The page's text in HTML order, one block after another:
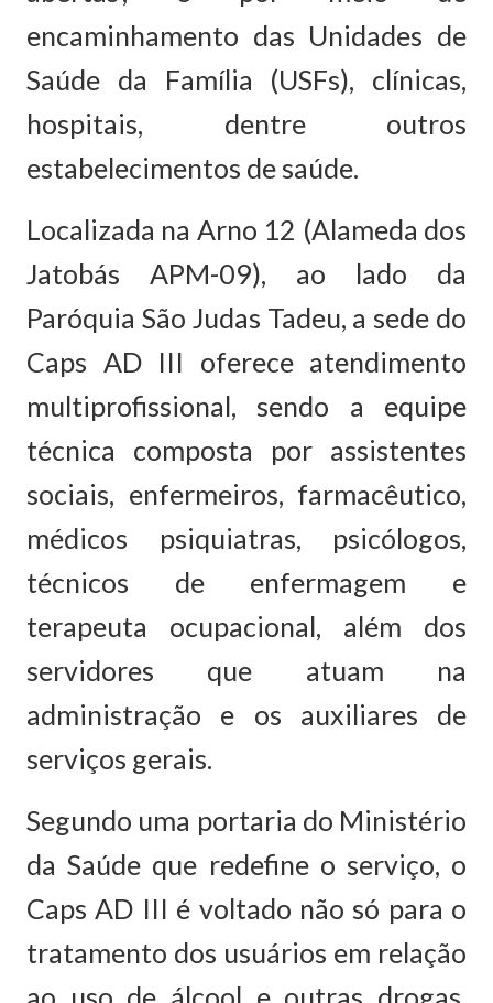
encaminhamento das Unidades de
Saúde da Família (USFs), clínicas,
hospitais, dentre outros
estabelecimentos de saúde.
Localizada na Arno 12 (Alameda dos
Jatobás APM-09), ao lado da
Paróquia São Judas Tadeu, a sede do
Caps AD III oferece atendimento
multiprofissional, sendo a equipe
técnica composta por assistentes
sociais, enfermeiros, farmacêutico,
médicos psiquiatras, psicólogos,
técnicos de enfermagem e
terapeuta ocupacional, além dos
servidores que atuam na
administração e os auxiliares de
serviços gerais.
Segundo uma portaria do Ministério
da Saúde que redefine o serviço, o
Caps AD III é voltado não só para o
tratamento dos usuários em relação
ao uso de álcool e outras drogas,